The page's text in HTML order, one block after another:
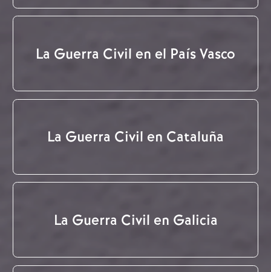
La Guerra Civil en el País Vasco
La Guerra Civil en Cataluña
La Guerra Civil en Galicia